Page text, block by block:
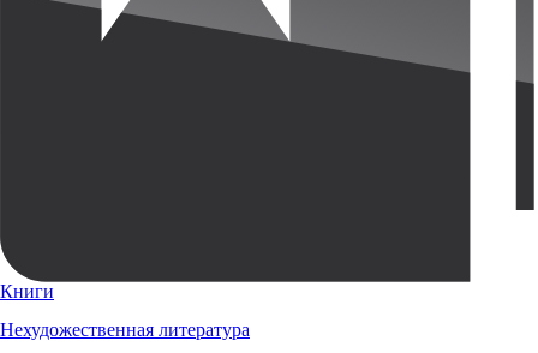
Книги
Нехудожественная литература